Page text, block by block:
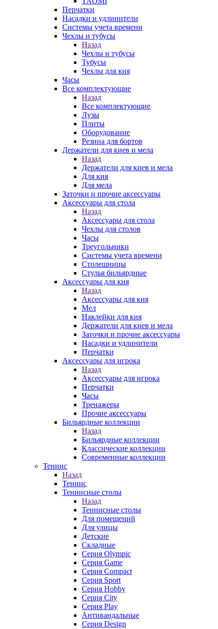
Перчатки
Насадки и удлинители
Системы учета времени
Чехлы и тубусы
Назад
Чехлы и тубусы
Тубусы
Чехлы для кия
Часы
Все комплектующие
Назад
Все комплектующие
Лузы
Плиты
Оборудование
Резина для бортов
Держатели для киев и мела
Назад
Держатели для киев и мела
Для кия
Для мела
Заточки и прочие аксессуары
Аксессуары для стола
Назад
Аксессуары для стола
Чехлы для столов
Часы
Треугольники
Системы учета времени
Столешницы
Стулья бильярдные
Аксессуары для кия
Назад
Аксессуары для кия
Мел
Наклейки для кия
Держатели для киев и мела
Заточки и прочие аксессуары
Насадки и удлинители
Перчатки
Аксессуары для игрока
Назад
Аксессуары для игрока
Перчатки
Часы
Тренажеры
Прочие аксессуары
Бильярдные коллекции
Назад
Бильярдные коллекции
Классические коллекции
Современные коллекции
Теннис
Назад
Теннис
Теннисные столы
Назад
Теннисные столы
Для помещений
Для улицы
Детские
Складные
Серия Olympic
Серия Game
Серия Compact
Серия Sport
Серия Hobby
Серия City
Серия Play
Антивандальные
Серия Design